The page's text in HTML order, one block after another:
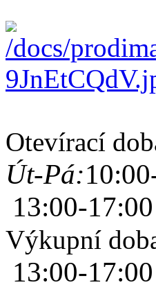
Otevírací
Út-Pá:
13:00-17:00
Výkupní
13:00-17:00